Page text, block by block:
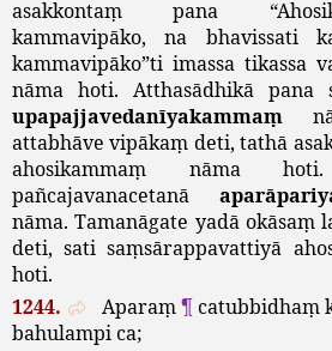
asakkontaṃ
pana “
kammavipāko,na bhavissati
kammavipāko”ti imassa tikassa
nāma hoti. Atthasādhikā pana
upapajjavedanīyakammaṃ
attabhāve vipākaṃ deti,tathā
ahosikammaṃ
nāma hoti
pañcajavanacetanā
nāma.Tamanāgate yadā okāsaṃ
deti, sati saṃsārappavattiyā
hoti.
1244.
Aparaṃ¶catubbidhaṃ
bahulampi ca;